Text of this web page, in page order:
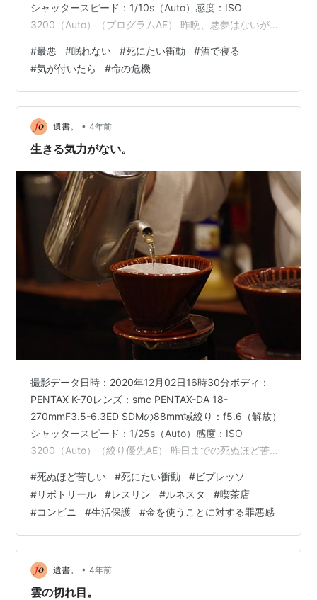
シャッタースピード：1/10s（Auto）感度：ISO
3200（Auto）（プログラムAE） 昨晩、悪夢はないが、
きたところ。気が付いたら夜だ。今晩、眠れるのか。命
の危機90％。 ランキングサイトに参加しております。
#最悪 #眠れない #死にたい衝動 #酒で寝る
#気が付いたら #命の危機
遺書。 • 4年前
生きる気力がない。
撮影データ日時：2020年12月02日16時30分ボディ：
PENTAX K-70レンズ：smc PENTAX-DA 18-
270mmF3.5-6.3ED SDMの88mm域絞り：f5.6（解放）
シャッタースピード：1/25s（Auto）感度：ISO
3200（Auto）（絞り優先AE） 昨日までの死ぬほど苦し
うが、自分が生きていることが嫌で嫌でたまらない。 今
朝は午前３時に目が覚めた。このときは昨日までと同
様、死ぬほど苦しい気持ちに囚われていた。それから少
しウトウトして、午前５時過ぎに足が吊って目が覚め
る。 このとき、肩に力が入ったためと思われ…
#死ぬほど苦しい #死にたい衝動 #ビプレッソ
#リボトリール #レスリン #ルネスタ #喫茶店
#コンビニ #生活保護 #金を使うことに対する罪悪感
遺書。 • 4年前
雲の切れ目。